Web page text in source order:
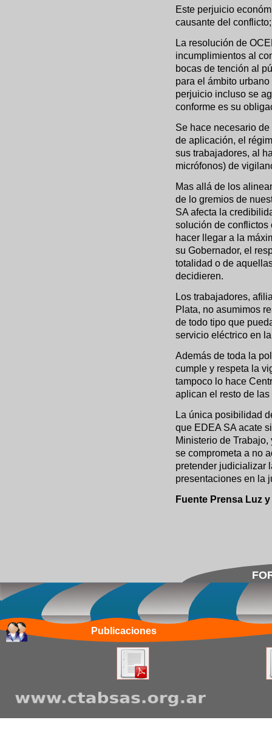
Este perjuicio
causante del conflicto;
La resolución de
incumplimientos al
bocas de tención al
para el ámbito
perjuicio incluso se
conforme es su
Se hace necesario
de aplicación, el
sus trabajadores, al
micrófonos) de
Mas allá de los
de lo gremios de
SA afecta la
solución de conflictos
hacer llegar a la
su Gobernador, el
totalidad o de
decidieren.
Los trabajadores,
Plata, no asumimos
de todo tipo que
servicio eléctrico en
Además de toda la
cumple y respeta la
tampoco lo hace
aplican el resto de
La única posibilidad
que EDEA SA acate
Ministerio de
se comprometa a no
pretender judicializar
presentaciones en la
Fuente Prensa Luz
Publicaciones